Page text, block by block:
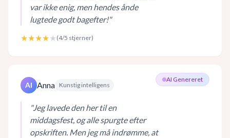
var ikke enig, men hendes ånde
lugtede godt bagefter!"
★★★★★ (4/5 stjerner)
AI Genereret
AI Anna Kunstig intelligens
"Jeg lavede den her til en
middagsfest, og alle spurgte efter
opskriften. Men jeg må indrømme, at